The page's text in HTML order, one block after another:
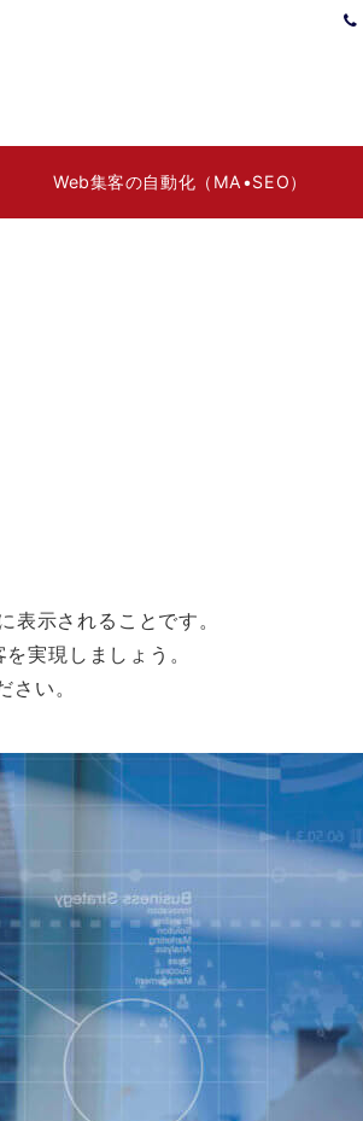
Web集客の自動化（MA•SEO）
示されることです。
実現しましょう。
い。